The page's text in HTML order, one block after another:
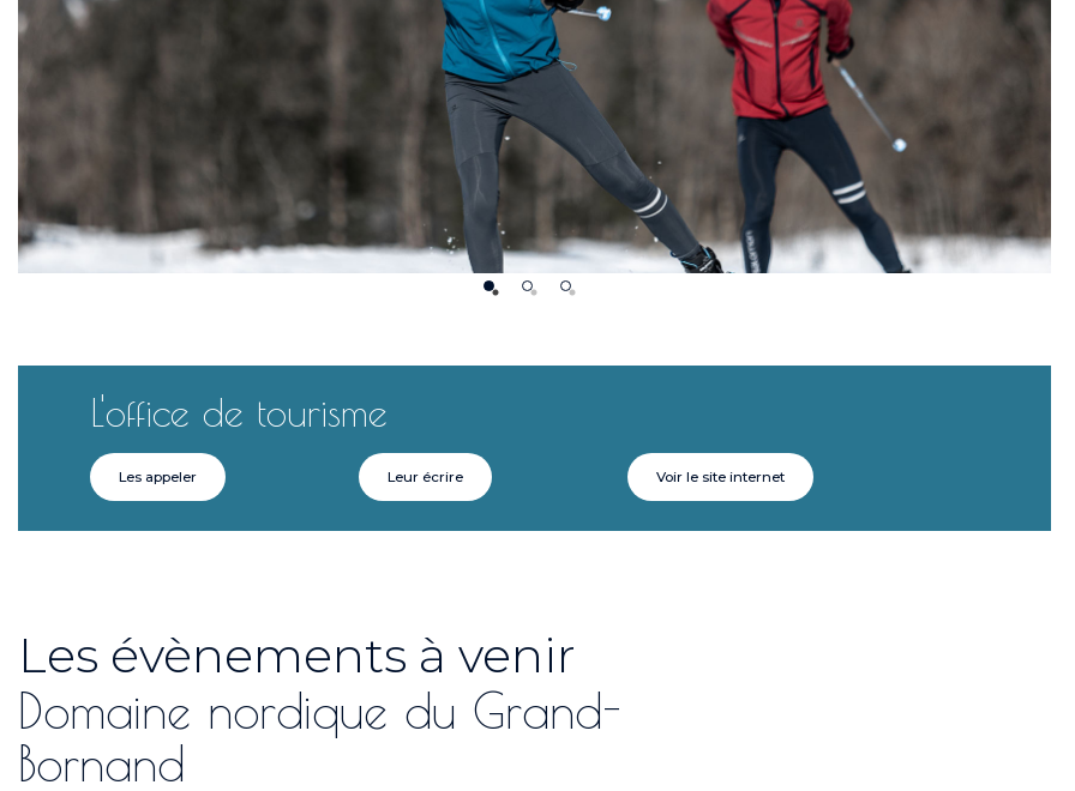
L'office de tourisme
Les appeler Leur écrire Voir le site internet
Les évènements à venir
Domaine nordique du Grand-
Bornand